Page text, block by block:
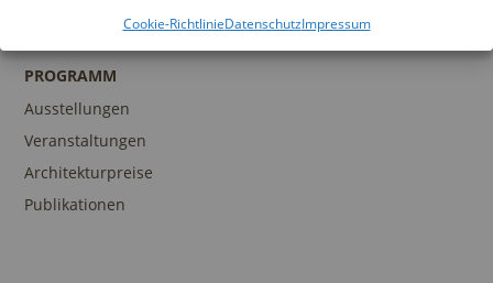
Cookie-RichtlinieDatenschutzImpressum
PROGRAMM
Ausstellungen
Veranstaltungen
Architekturpreise
Publikationen